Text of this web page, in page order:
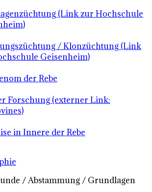
(Link zur Hochschule
/ Klonzüchtung (Link
Geisenheim)
der Rebe
Forschung (externer Link:
in Innere der Rebe
/ Abstammung / Grundlagen